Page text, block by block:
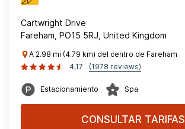
Cartwright Drive
Fareham, PO15 5RJ, United Kingdom
A 2.98 mi (4.79 km) del centro de Fareham
4,17
(1978 reviews)
Estacionamiento Spa
CONSULTAR TARIFAS